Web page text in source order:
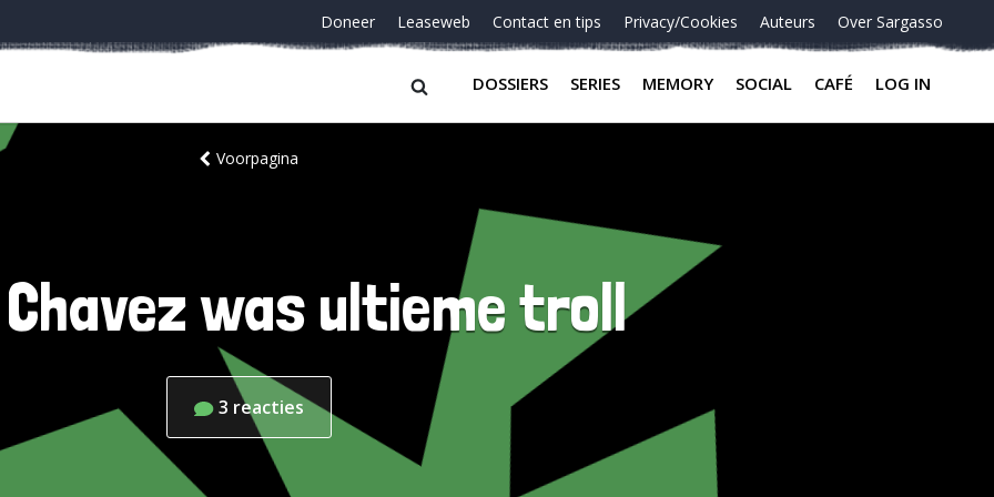
Doneer Leaseweb Contact en tips Privacy/Cookies Auteurs Over Sargasso
DOSSIERS SERIES MEMORY SOCIAL CAFÉ LOG IN
Voorpagina
Chavez was ultieme troll
3 reacties